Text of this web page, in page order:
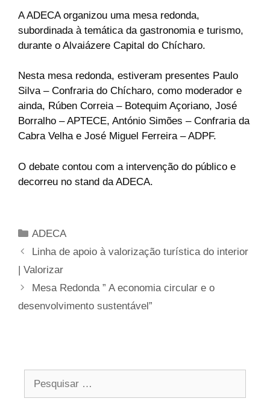
A ADECA organizou uma mesa redonda,
subordinada à temática da gastronomia e turismo,
durante o Alvaiázere Capital do Chícharo.
Nesta mesa redonda, estiveram presentes Paulo
Silva – Confraria do Chícharo, como moderador e
ainda, Rúben Correia – Botequim Açoriano, José
Borralho – APTECE, António Simões – Confraria da
Cabra Velha e José Miguel Ferreira – ADPF.
O debate contou com a intervenção do público e
decorreu no stand da ADECA.
ADECA
Linha de apoio à valorização turística do interior
| Valorizar
Mesa Redonda ” A economia circular e o
desenvolvimento sustentável”